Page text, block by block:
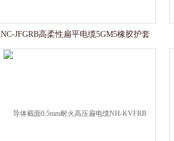
NC-JFGRB高柔性扁平电缆5GM5橡胶护套